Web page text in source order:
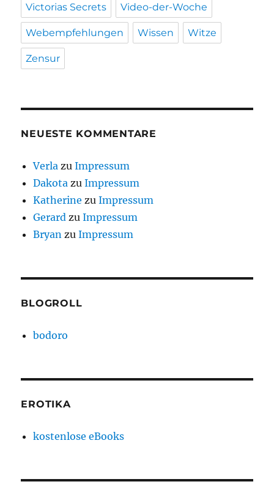
Victorias Secrets Video-der-Woche
Webempfehlungen Wissen Witze
Zensur
NEUESTE KOMMENTARE
Verla zuImpressum
Dakota zuImpressum
Katherine zuImpressum
Gerard zuImpressum
Bryan zuImpressum
BLOGROLL
bodoro
EROTIKA
kostenlose eBooks